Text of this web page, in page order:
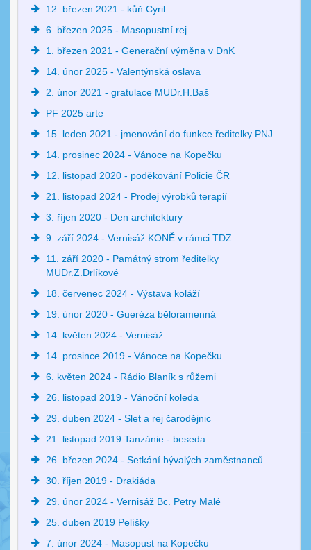
12. březen 2021 - kůň Cyril
6. březen 2025 - Masopustní rej
1. březen 2021 - Generační výměna v DnK
14. únor 2025 - Valentýnská oslava
2. únor 2021 - gratulace MUDr.H.Baš
PF 2025 arte
15. leden 2021 - jmenování do funkce ředitelky PNJ
14. prosinec 2024 - Vánoce na Kopečku
12. listopad 2020 - poděkování Policie ČR
21. listopad 2024 - Prodej výrobků terapií
3. říjen 2020 - Den architektury
9. září 2024 - Vernisáž KONĚ v rámci TDZ
11. září 2020 - Památný strom ředitelky
MUDr.Z.Drlíkové
18. červenec 2024 - Výstava koláží
19. únor 2020 - Gueréza běloramenná
14. květen 2024 - Vernisáž
14. prosince 2019 - Vánoce na Kopečku
6. květen 2024 - Rádio Blaník s růžemi
26. listopad 2019 - Vánoční koleda
29. duben 2024 - Slet a rej čarodějnic
21. listopad 2019 Tanzánie - beseda
26. březen 2024 - Setkání bývalých zaměstnanců
30. říjen 2019 - Drakiáda
29. únor 2024 - Vernisáž Bc. Petry Malé
25. duben 2019 Pelíšky
7. únor 2024 - Masopust na Kopečku